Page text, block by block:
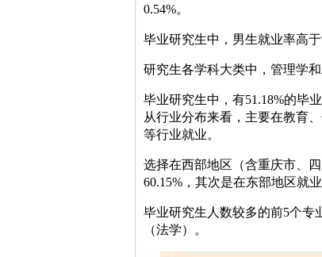
0.54%。
毕业研究生中，男生就业率高
研究生各学科大类中，管理学
毕业研究生中，有51.18%的毕
从行业分布来看，主要在教育
等行业就业。
选择在西部地区（含重庆市、
60.15%，其次是在东部地区就业
毕业研究生人数较多的前5个专
（法学）。